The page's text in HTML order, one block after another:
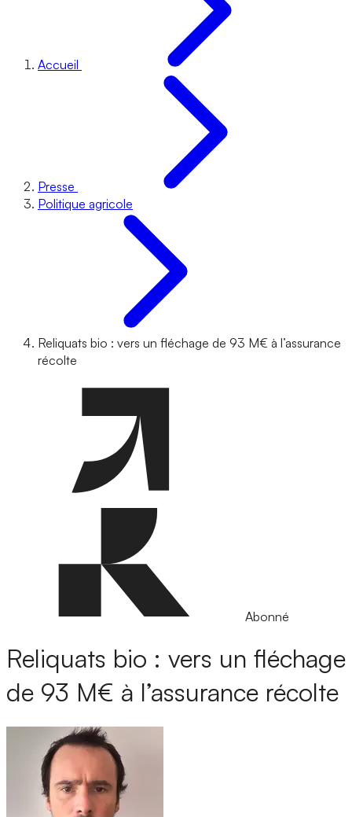
Accueil
Presse
Politique agricole
Reliquats bio : vers un fléchage de 93 M€ à l’assurance
récolte
Abonné
Reliquats bio : vers un fléchage
de 93 M€ à l’assurance récolte